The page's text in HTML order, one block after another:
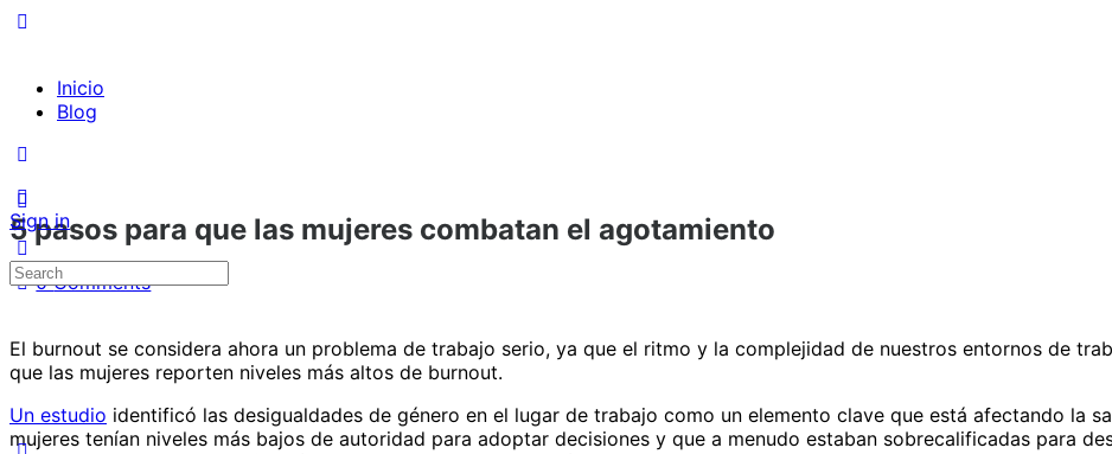
Inicio
Blog
Sign in
Search
for:
5 pasos para que las mujeres combatan el agotamiento
0Comments
El burnout se considera ahora un problema de trabajo serio, ya que el ritmo y la complejidad de nuestros entornos de
que las mujeres reporten niveles más altos de burnout.
Un estudio identificó las desigualdades de género en el lugar de trabajo como un elemento clave que está afectando la
mujeres tenían niveles más bajos de autoridad para adoptar decisiones y que a menudo estaban sobrecalificadas para